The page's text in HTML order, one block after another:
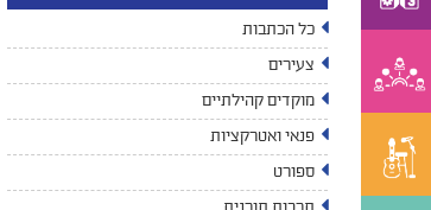
כל הכתבות
צעירים
מוקדים קהילתיים
פנאי ואטרקציות
ספורט